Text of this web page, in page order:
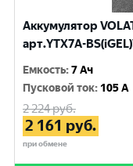
Аккумулятор
арт.YTX7A-
Емкость:7 Ач
Пусковой ток: 105 A
2 224руб.
2 161 руб.
при обмене